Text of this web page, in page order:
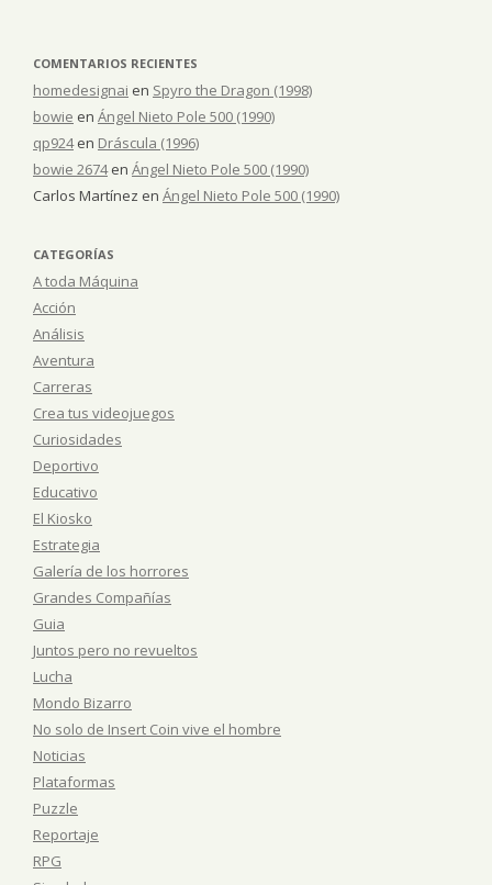
COMENTARIOS RECIENTES
homedesignai en Spyro the Dragon (1998)
bowie en Ángel Nieto Pole 500 (1990)
qp924en Dráscula (1996)
bowie 2674en Ángel Nieto Pole 500 (1990)
Carlos Martínez en Ángel Nieto Pole 500 (1990)
CATEGORÍAS
A toda Máquina
Acción
Análisis
Aventura
Carreras
Crea tus videojuegos
Curiosidades
Deportivo
Educativo
El Kiosko
Estrategia
Galería de los horrores
Grandes Compañías
Guia
Juntos pero no revueltos
Lucha
Mondo Bizarro
No solo de Insert Coin vive el hombre
Noticias
Plataformas
Puzzle
Reportaje
RPG